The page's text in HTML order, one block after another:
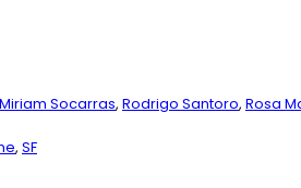
Miriam Socarras, Rodrigo Santoro, Rosa
, SF